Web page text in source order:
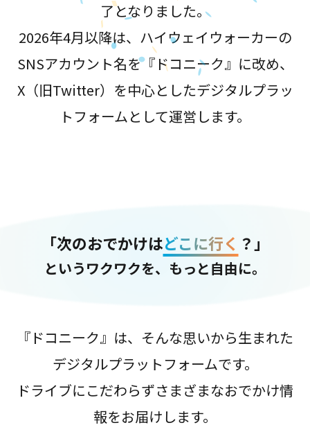
了となりました。
2026年4月以降は、ハイウェイウォーカーの
SNSアカウント名を『ドコニーク』に改め、
X（旧Twitter）を中心としたデジタルプラッ
トフォームとして運営します。
「次のおでかけはどこに行く ？」
というワクワクを、もっと自由に。
『ドコニーク』は、そんな思いから生まれた
デジタルプラットフォームです。
ドライブにこだわらずさまざまなおでかけ情
報をお届けします。